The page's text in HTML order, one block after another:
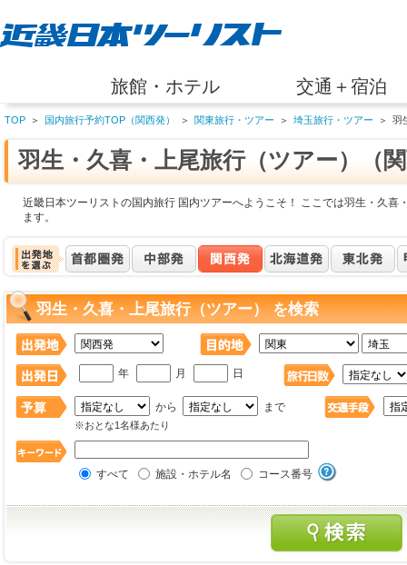
旅館・ホテル 交通＋宿泊
TOP ＞ 国内旅行予約TOP（関西発） ＞ 関東旅行・ツアー ＞ 埼玉旅行・ツアー ＞ 羽
羽生・久喜・上尾旅行（ツアー）（
近畿日本ツーリストの国内旅行 国内ツアーへようこそ！ ここでは羽生・久喜
ます。
羽生・久喜・上尾旅行（ツアー） を検索
年 月 日
から まで
※おとな1名様あたり
すべて 施設・ホテル名 コース番号